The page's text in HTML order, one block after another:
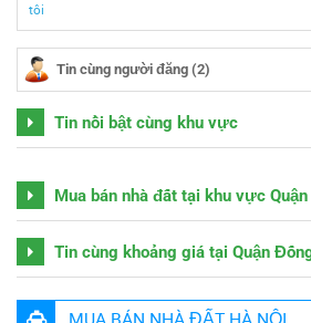
tôi
Tin cùng người đăng (2)
Tin nổi bật cùng khu vực
Mua bán nhà đất tại khu vực
Tin cùng khoảng giá tại Quận